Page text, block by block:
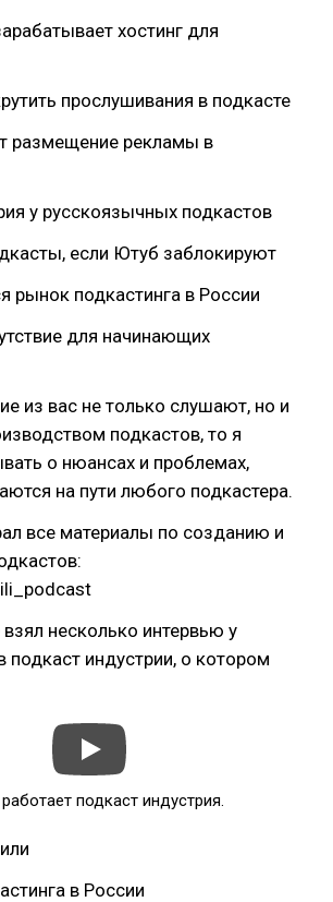
хостинг для
прослушивания в подкасте
размещение рекламы в
у русскоязычных подкастов
если Ютуб заблокируют
рынок подкастинга в России
для начинающих
из вас не только слушают, но и
подкастов, то я
о нюансах и проблемах,
на пути любого подкастера.
все материалы по созданию и
несколько интервью у
подкаст индустрии, о котором
подкаст индустрия.
в России